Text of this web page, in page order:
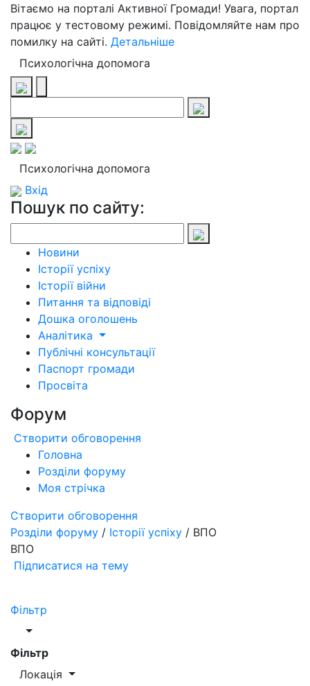
Вітаємо на порталі Активної Громади! Увага, портал
працює у тестовому режимі. Повідомляйте нам про
помилку на сайті. Детальніше
Психологічна допомога
Психологічна допомога
Вхід
Пошук по сайту:
Новини
Історії успіху
Історії війни
Питання та відповіді
Дошка оголошень
Аналітика
Публічні консультації
Паспорт громади
Просвіта
Форум
Створити обговорення
Головна
Розділи форуму
Моя стрічка
Створити обговорення
Розділи форуму / Історії успіху / ВПО
ВПО
Підписатися на тему
Фільтр
Фільтр
Локація